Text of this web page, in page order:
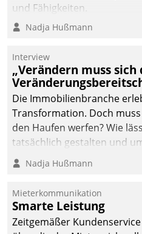
und Fähigkeiten.
Nadja Hußmann
Interview
„Verändern muss sich
Die Immobilienbranche
Transformation. Doch
den Haufen werfen? Wie
tatsächlich gestalten und
Argumente zählen wirklich?
Nadja Hußmann
Mieterkommunikation
Smarte Leistung
Zeitgemäßer